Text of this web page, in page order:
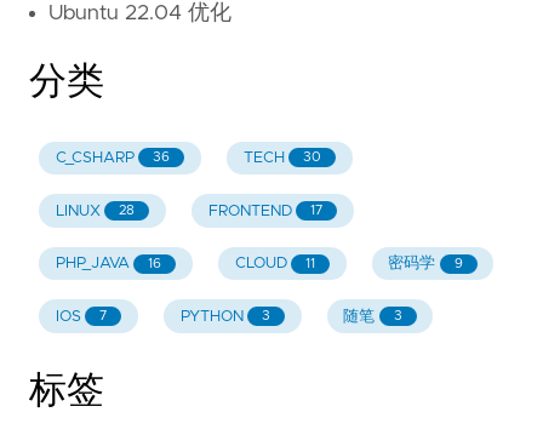
Ubuntu 22.04 优化
分类
C_CSHARP 36 TECH 30
LINUX 28 FRONTEND 17
PHP_JAVA 16 CLOUD 11 密码学 9
IOS 7 PYTHON 3 随笔 3
标签